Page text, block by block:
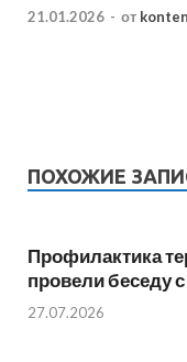
21.01.2026 - от
ПОХОЖИЕ
Профилактика
провели беседу
27.07.2026